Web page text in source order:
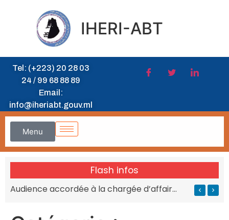
IHERI-ABT
Tel: (+223) 20 28 03
24 / 99 68 88 89
Email:
info@iheriabt.gouv.ml
Menu
Flash infos
Audience accordée à la chargée d’affaires de l’Afrique du Sud au MESRS du Mali